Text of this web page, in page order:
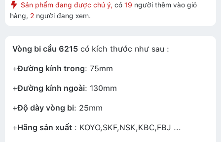
Sản phẩm đang được chú ý, có 19 người thêm vào giỏ
hàng, 2 người đang xem.
Vòng bi cầu 6215 có kích thước như sau :
+Đường kính trong: 75mm
+Đường kính ngoài: 130mm
+Độ dày vòng bi: 25mm
+Hãng sản xuất : KOYO,SKF,NSK,KBC,FBJ ...